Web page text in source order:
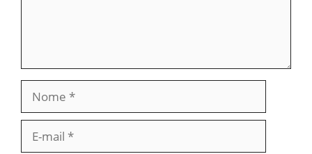
mail